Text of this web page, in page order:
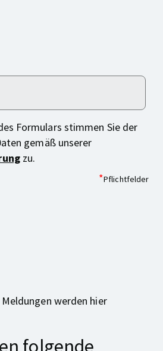
Formulars stimmen Sie der
gemäß unserer
zu.
*Pflichtfelder
werden hier
folgende